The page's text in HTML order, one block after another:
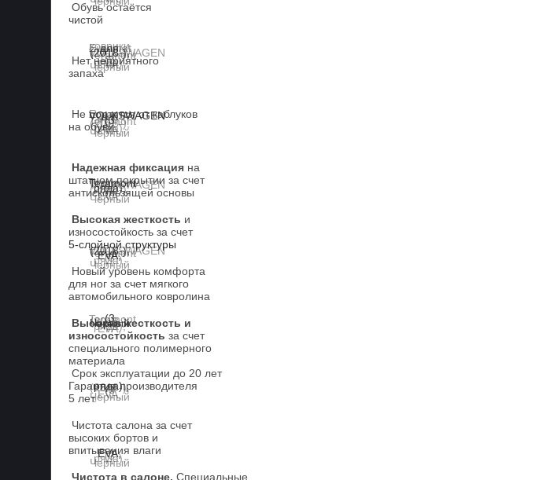
Обувь остаётся
чистой
Нет неприятного
запаха
Не портятся от каблуков
на обуви
Надежная фиксация на
штатном покрытии за счет
антискользящей основы
Высокая жесткость и
износостойкость за счет
5-слойной структуры
Новый уровень комфорта
для ног за счет мягкого
автомобильного ковролина
Высокая жесткость и
износостойкость за счет
специального полимерного
материала
Срок эксплуатации до 20 лет
Гарантия производителя
5 лет.
Чистота салона за счет
высоких бортов и
впитывания влаги
Чистота в салоне. Специальные